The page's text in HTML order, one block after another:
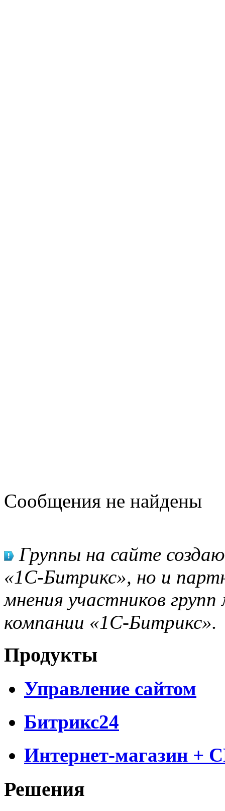
Сообщения не найдены
Группы на сайте
«1С-Битрикс», но и
мнения участников
компании «1С-Битрикс».
Продукты
Управление сайтом
Битрикс24
Интернет-магазин +
Решения